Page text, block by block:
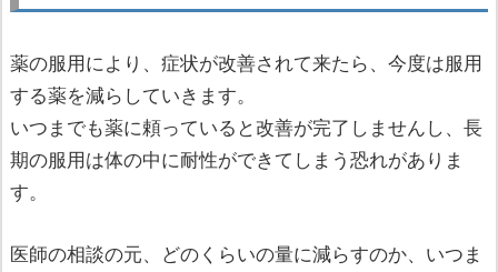
薬の服用により、症状が改善されて来たら、今度は服用
する薬を減らしていきます。
いつまでも薬に頼っていると改善が完了しませんし、長
期の服用は体の中に耐性ができてしまう恐れがありま
す。
医師の相談の元、どのくらいの量に減らすのか、いつま